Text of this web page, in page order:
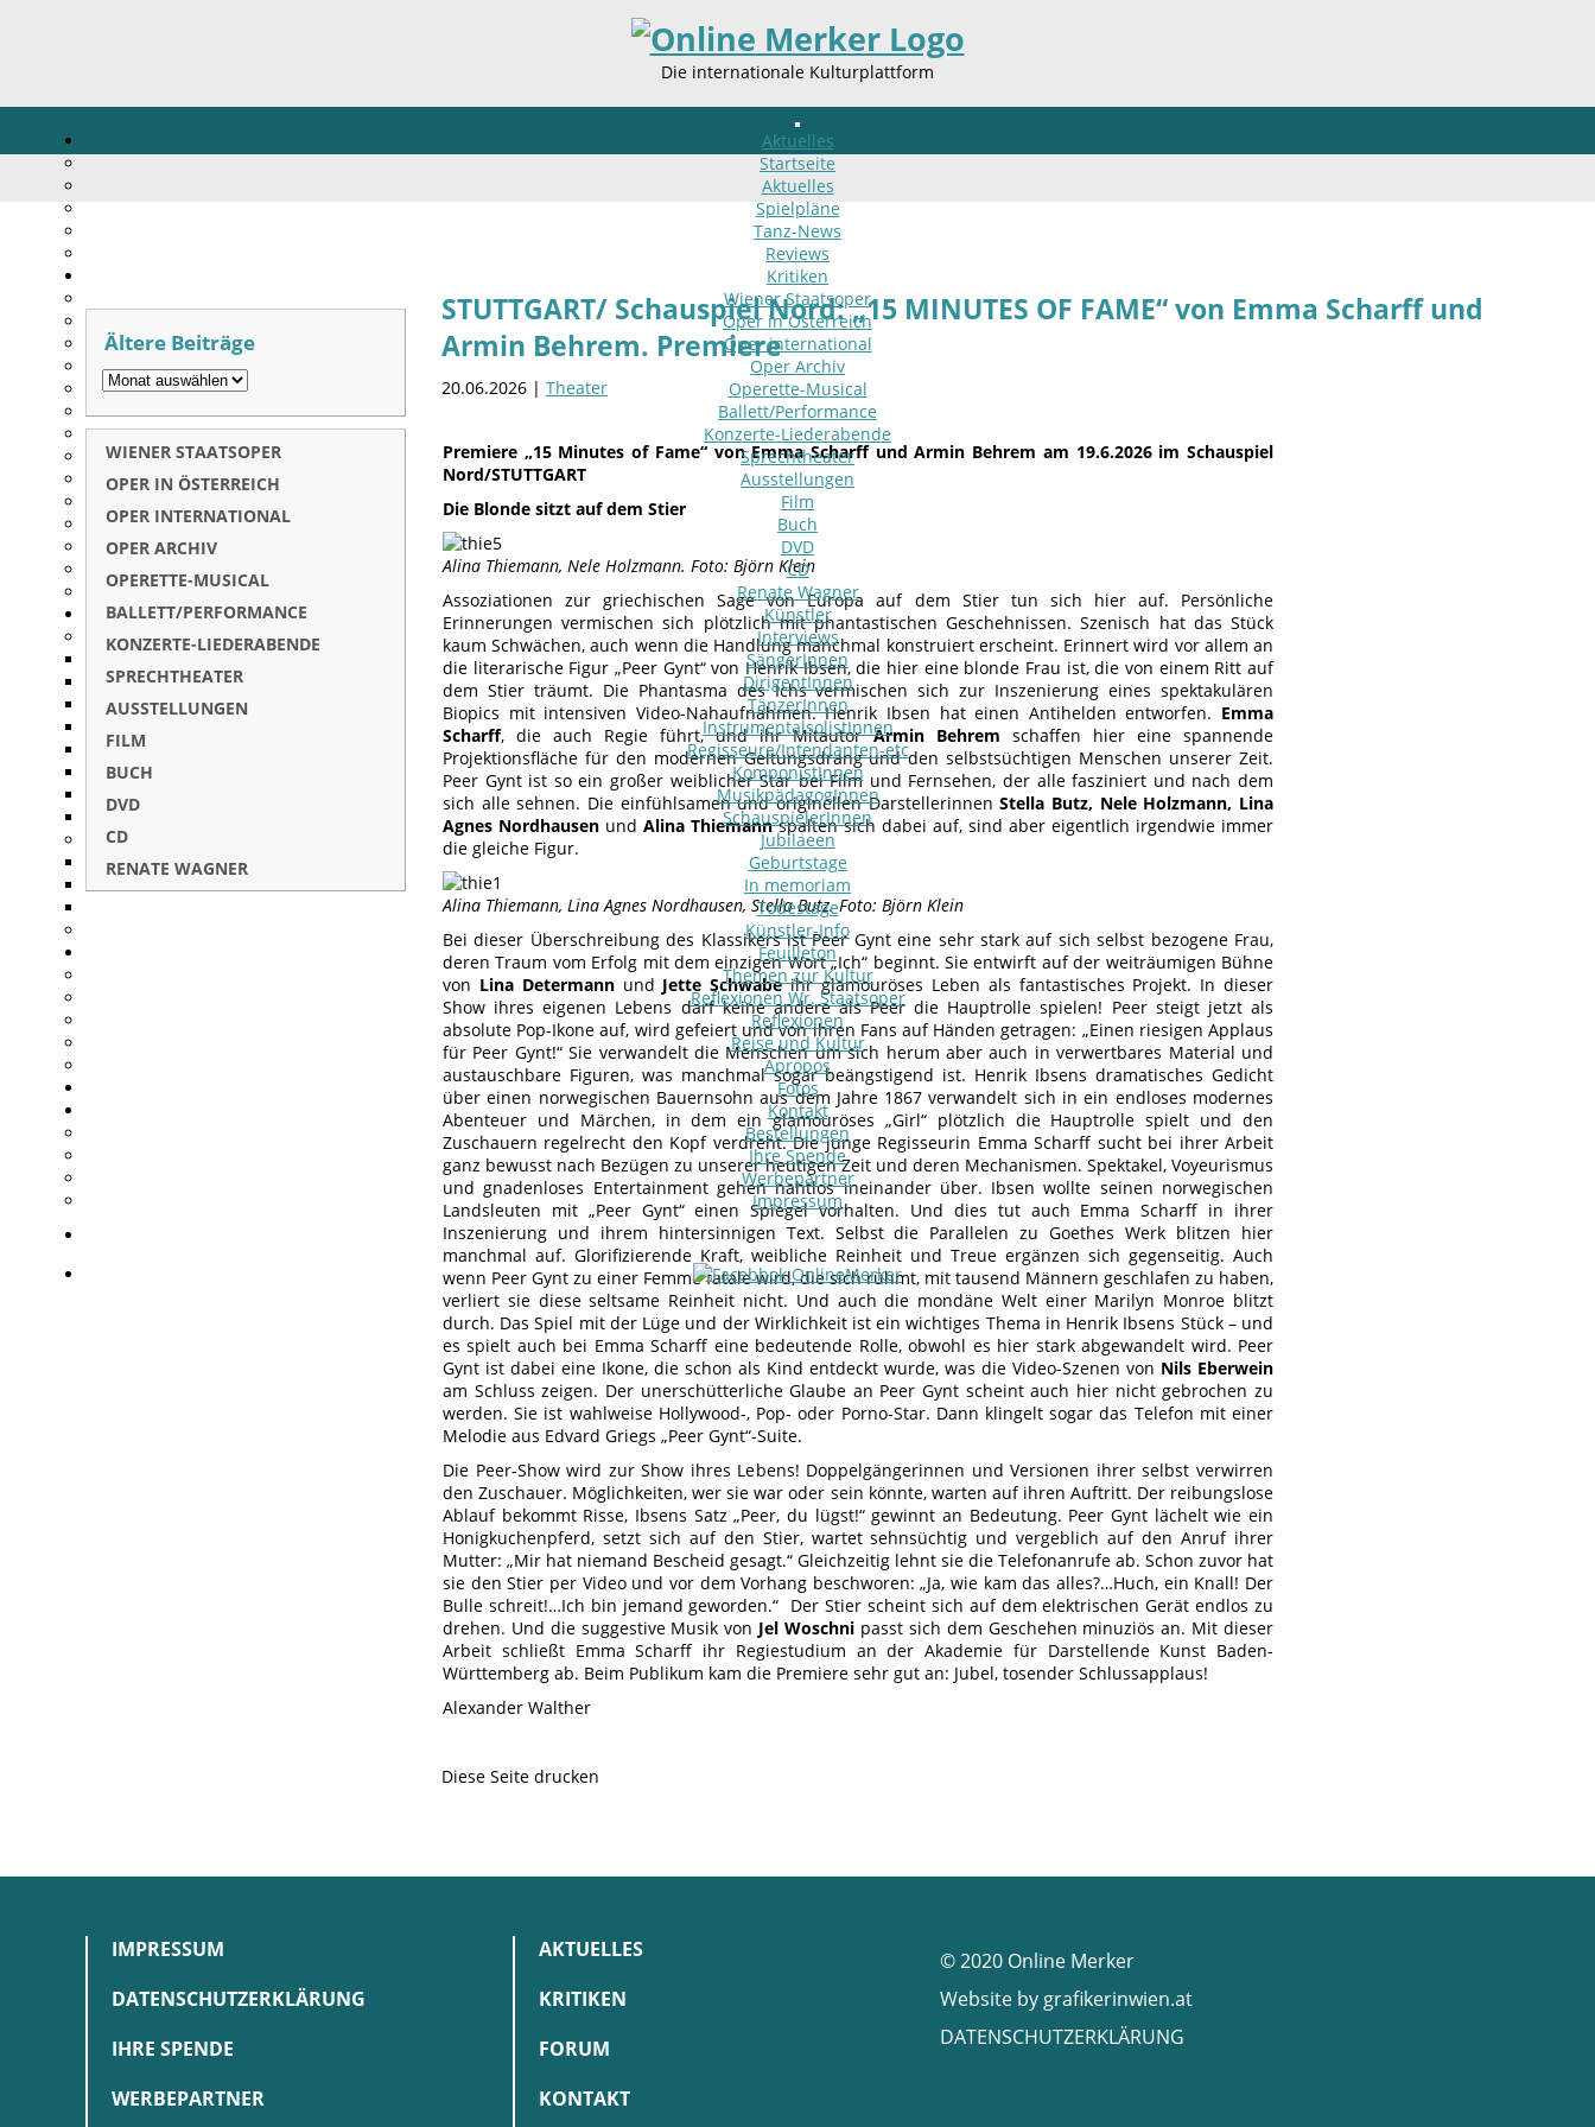
Die internationale Kulturplattform
Aktuelles
Startseite
Aktuelles
Spielpläne
Tanz-News
Reviews
Kritiken
Wiener Staatsoper
Oper in Österreich
Oper international
Oper Archiv
Operette-Musical
Ballett/Performance
Konzerte-Liederabende
Sprechtheater
Ausstellungen
Film
Buch
DVD
CD
Renate Wagner
Künstler
Interviews
SängerInnen
DirigentInnen
TänzerInnen
InstrumentalsolistInnen
Regisseure/Intendanten-etc
KomponistInnen
MusikpädagogInnen
SchauspielerInnen
Jubilaeen
Geburtstage
In memoriam
Todestage
Künstler-Info
Feuilleton
Themen zur Kultur
Reflexionen Wr. Staatsoper
Reflexionen
Reise und Kultur
Apropos
Fotos
Kontakt
Bestellungen
Ihre Spende
Werbepartner
Impressum
STUTTGART/ Schauspiel Nord: „15 MINUTES OF FAME“ von Emma Scharff und
Armin Behrem. Premiere
20.06.2026 | Theater
Premiere „15 Minutes of Fame“ von Emma Scharff und Armin Behrem am 19.6.2026 im Schauspiel
Nord/STUTTGART
Die Blonde sitzt auf dem Stier
Alina Thiemann, Nele Holzmann. Foto: Björn Klein
Assoziationen zur griechischen Sage von Europa auf dem Stier tun sich hier auf. Persönliche
Erinnerungen vermischen sich plötzlich mit phantastischen Geschehnissen. Szenisch hat das Stück
kaum Schwächen, auch wenn die Handlung manchmal konstruiert erscheint. Erinnert wird vor allem an
die literarische Figur „Peer Gynt“ von Henrik Ibsen, die hier eine blonde Frau ist, die von einem Ritt auf
dem Stier träumt. Die Phantasma des Ichs vermischen sich zur Inszenierung eines spektakulären
Biopics mit intensiven Video-Nahaufnahmen. Henrik Ibsen hat einen Antihelden entworfen. Emma
Scharff, die auch Regie führt, und ihr MitautorArmin Behrem schaffen hier eine spannende
Projektionsfläche für den modernen Geltungsdrang und den selbstsüchtigen Menschen unserer Zeit.
Peer Gynt ist so ein großer weiblicher Star bei Film und Fernsehen, der alle fasziniert und nach dem
sich alle sehnen. Die einfühlsamen und originellen DarstellerinnenStella Butz, Nele Holzmann, Lina
Agnes Nordhausen und Alina Thiemannspalten sich dabei auf, sind aber eigentlich irgendwie immer
die gleiche Figur.
Alina Thiemann, Lina Agnes Nordhausen, Stella Butz. Foto: Björn Klein
Bei dieser Überschreibung des Klassikers ist Peer Gynt eine sehr stark auf sich selbst bezogene Frau,
deren Traum vom Erfolg mit dem einzigen Wort „Ich“ beginnt. Sie entwirft auf der weiträumigen Bühne
von Lina Determannund Jette Schwabeihr glamouröses Leben als fantastisches Projekt. In dieser
Show ihres eigenen Lebens darf keine andere als Peer die Hauptrolle spielen! Peer steigt jetzt als
absolute Pop-Ikone auf, wird gefeiert und von ihren Fans auf Händen getragen: „Einen riesigen Applaus
für Peer Gynt!“ Sie verwandelt die Menschen um sich herum aber auch in verwertbares Material und
austauschbare Figuren, was manchmal sogar beängstigend ist. Henrik Ibsens dramatisches Gedicht
über einen norwegischen Bauernsohn aus dem Jahre 1867 verwandelt sich in ein endloses modernes
Abenteuer und Märchen, in dem ein glamouröses „Girl“ plötzlich die Hauptrolle spielt und den
Zuschauern regelrecht den Kopf verdreht. Die junge Regisseurin Emma Scharff sucht bei ihrer Arbeit
ganz bewusst nach Bezügen zu unserer heutigen Zeit und deren Mechanismen. Spektakel, Voyeurismus
und gnadenloses Entertainment gehen nahtlos ineinander über. Ibsen wollte seinen norwegischen
Landsleuten mit „Peer Gynt“ einen Spiegel vorhalten. Und dies tut auch Emma Scharff in ihrer
Inszenierung und ihrem hintersinnigen Text. Selbst die Parallelen zu Goethes Werk blitzen hier
manchmal auf. Glorifizierende Kraft, weibliche Reinheit und Treue ergänzen sich gegenseitig. Auch
wenn Peer Gynt zu einer Femme fatale wird, die sich rühmt, mit tausend Männern geschlafen zu haben,
verliert sie diese seltsame Reinheit nicht. Und auch die mondäne Welt einer Marilyn Monroe blitzt
durch. Das Spiel mit der Lüge und der Wirklichkeit ist ein wichtiges Thema in Henrik Ibsens Stück – und
es spielt auch bei Emma Scharff eine bedeutende Rolle, obwohl es hier stark abgewandelt wird. Peer
Gynt ist dabei eine Ikone, die schon als Kind entdeckt wurde, was die Video-Szenen von Nils Eberwein
am Schluss zeigen. Der unerschütterliche Glaube an Peer Gynt scheint auch hier nicht gebrochen zu
werden. Sie ist wahlweise Hollywood-, Pop- oder Porno-Star. Dann klingelt sogar das Telefon mit einer
Melodie aus Edvard Griegs „Peer Gynt“-Suite.
Die Peer-Show wird zur Show ihres Lebens! Doppelgängerinnen und Versionen ihrer selbst verwirren
den Zuschauer. Möglichkeiten, wer sie war oder sein könnte, warten auf ihren Auftritt. Der reibungslose
Ablauf bekommt Risse, Ibsens Satz „Peer, du lügst!“ gewinnt an Bedeutung. Peer Gynt lächelt wie ein
Honigkuchenpferd, setzt sich auf den Stier, wartet sehnsüchtig und vergeblich auf den Anruf ihrer
Mutter: „Mir hat niemand Bescheid gesagt.“ Gleichzeitig lehnt sie die Telefonanrufe ab. Schon zuvor hat
sie den Stier per Video und vor dem Vorhang beschworen: „Ja, wie kam das alles?…Huch, ein Knall! Der
Bulle schreit!…Ich bin jemand geworden.“ Der Stier scheint sich auf dem elektrischen Gerät endlos zu
drehen. Und die suggestive Musik von Jel Woschni passt sich dem Geschehen minuziös an. Mit dieser
Arbeit schließt Emma Scharff ihr Regiestudium an der Akademie für Darstellende Kunst Baden-
Württemberg ab. Beim Publikum kam die Premiere sehr gut an: Jubel, tosender Schlussapplaus!
Alexander Walther
Diese Seite drucken
Ältere Beiträge
WIENER STAATSOPER
OPER IN ÖSTERREICH
OPER INTERNATIONAL
OPER ARCHIV
OPERETTE-MUSICAL
BALLETT/PERFORMANCE
KONZERTE-LIEDERABENDE
SPRECHTHEATER
AUSSTELLUNGEN
FILM
BUCH
DVD
CD
RENATE WAGNER
IMPRESSUM
DATENSCHUTZERKLÄRUNG
IHRE SPENDE
WERBEPARTNER
AKTUELLES
KRITIKEN
FORUM
KONTAKT
© 2020 Online Merker
Website by grafikerinwien.at
DATENSCHUTZERKLÄRUNG